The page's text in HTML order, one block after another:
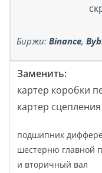
Биржи: Binance,
Заменить:
картер коробки
картер сцепления
подшипник
шестерню главной
и вторичный вал